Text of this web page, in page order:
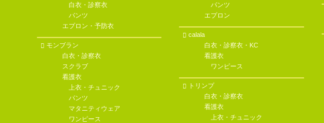
白衣・診察衣
パンツ
エプロン・予防衣
モンブラン
白衣・診察衣
スクラブ
看護衣
上衣・チュニック
パンツ
マタニティウェア
ワンピース
パンツ
エプロン
calala
白衣・診察衣・KC
看護衣
ワンピース
トリンプ
白衣・診察衣
看護衣
上衣・チュニック